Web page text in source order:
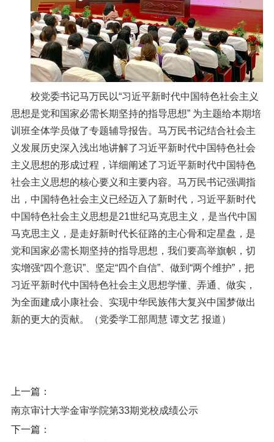
校党委书记马万民以“习近平新时代中国特色社会主义
思想是党和国家必需长期坚持的指导思想” 为主题给本期培
训班全体学员做了专题辅导报告。马万民书记结合社会主
义发展历史深入浅出地讲解了习近平新时代中国特色社会
主义思想的形成过程，详细阐述了习近平新时代中国特色
社会主义思想的核心要义和主要内容。马万民书记强调指
出，中国特色社会主义已经迈入了新时代，习近平新时代
中国特色社会主义思想是21世纪马克思主义，是当代中国
马克思主义，是走好新时代长征路的主心骨和定星盘，是
党和国家必需长期坚持的指导思想，我们要高举旗帜，切
实增强“四个意识”、坚定“四个自信”、做到“两个维护”，把
习近平新时代中国特色社会主义思想学懂、弄通、做实，
为全面建成小康社会、实现中华民族伟大复兴中国梦做出
新的更大的贡献。（党委学工部周慧 谭文艺 报道）
上一篇：
南京审计大学金审学院第33期党校成绩公示
下一篇：